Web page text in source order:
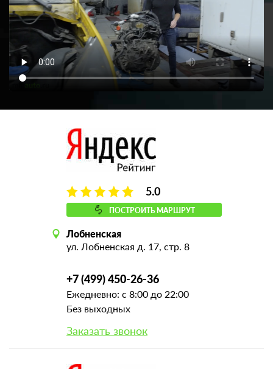
5.0
ПОСТРОИТЬ МАРШРУТ
Лобненская
ул. Лобненская д. 17, стр. 8
+7 (499) 450-26-36
Ежедневно: с 8:00 до 22:00
Без выходных
Заказать звонок